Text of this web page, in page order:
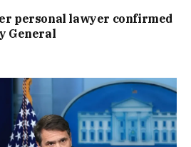
personal lawyer confirmed
General